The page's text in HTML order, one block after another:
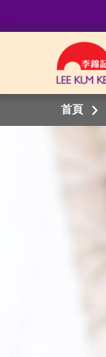
首頁